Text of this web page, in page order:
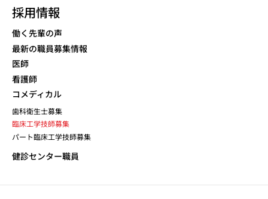
採用情報
働く先輩の声
最新の職員募集情報
医師
看護師
コメディカル
歯科衛生士募集
臨床工学技師募集
パート臨床工学技師募集
健診センター職員